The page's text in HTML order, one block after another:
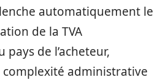
automatiquement le
de la TVA
de l’acheteur,
administrative